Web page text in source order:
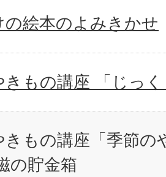
の絵本のよみきかせ
きもの講座 「じっ
きもの講座「季節の
の貯金箱